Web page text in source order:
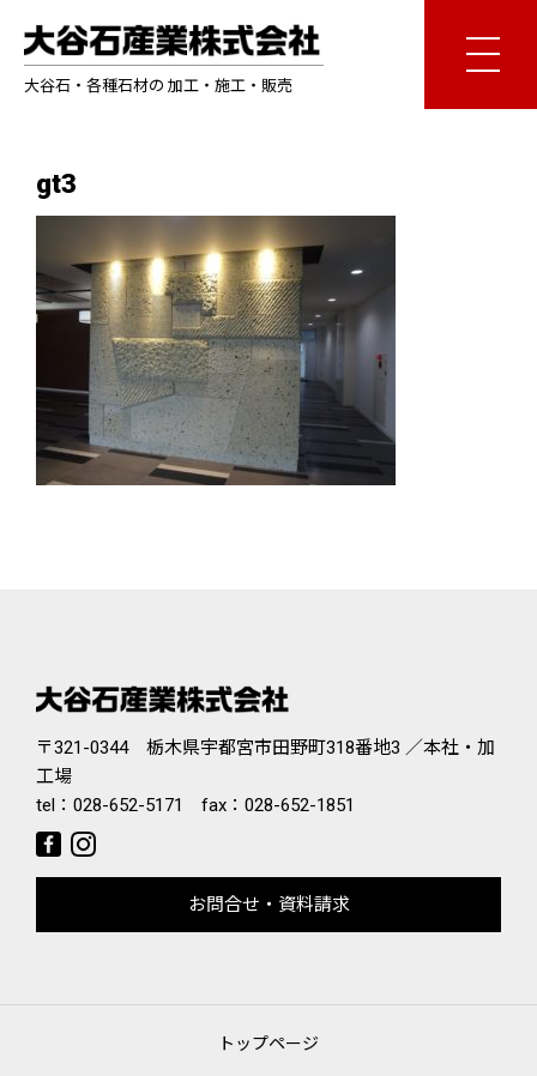
大谷石・各種石材の 加工・施工・販売
gt3
〒321-0344 栃木県宇都宮市田野町318番地3 ／本社・加
工場
tel： 028-652-5171 fax：028-652-1851
お問合せ・資料請求
トップページ